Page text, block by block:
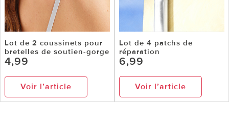
Lot de 2 coussinets pour
bretelles de soutien-gorge
4,99
Voir l’article
Lot de 4 patchs de
réparation
6,99
Voir l’article